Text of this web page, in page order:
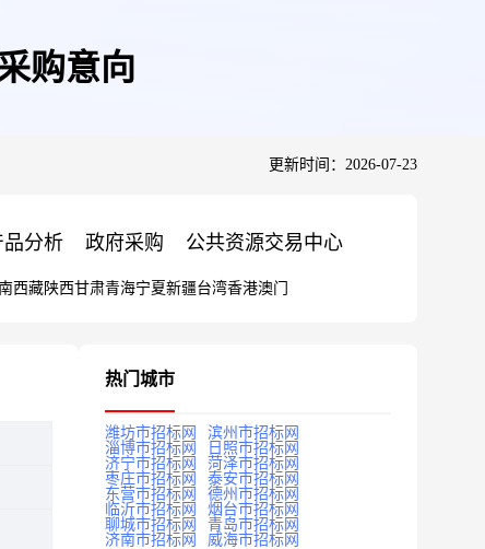
购意向
更新时间：2026-07-23
分析 政府采购 公共资源交易中心
西藏陕西甘肃青海宁夏新疆台湾香港澳门
热门城市
潍坊市招标网
滨州市招标网
淄博市招标网
日照市招标网
济宁市招标网
菏泽市招标网
枣庄市招标网
泰安市招标网
东营市招标网
德州市招标网
临沂市招标网
烟台市招标网
聊城市招标网
青岛市招标网
济南市招标网
威海市招标网